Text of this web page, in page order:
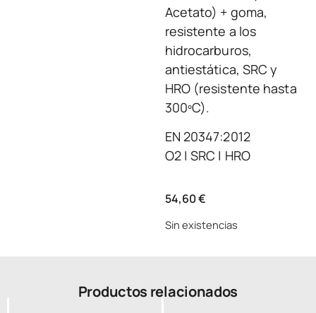
Acetato) + goma,
resistente a los
hidrocarburos,
antiestática, SRC y
HRO (resistente hasta
300ºC).
EN 20347:2012
O2 | SRC | HRO
54,60€
Sin existencias
Productos relacionados